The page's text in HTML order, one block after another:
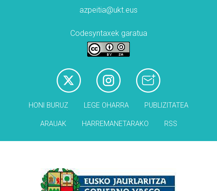
azpeitia@ukt.eus
Codesyntaxek garatua
HONI BURUZ LEGE OHARRA PUBLIZITATEA
ARAUAK HARREMANETARAKO RSS